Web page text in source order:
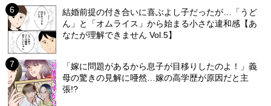
結婚前提の付き合いに喜ぶよし子だったが…「うど
ん」と「オムライス」から始まる小さな違和感【あ
なたが理解できません Vol.5】
「嫁に問題があるから息子が目移りしたのよ！」義
母の驚きの見解に唖然…嫁の高学歴が原因だと主
張!?